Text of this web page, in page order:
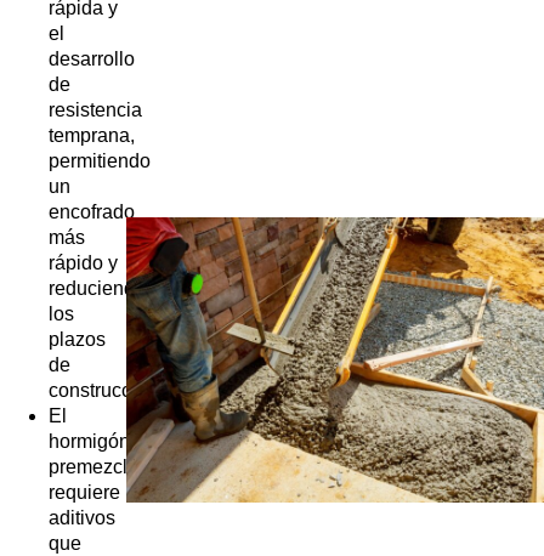
rápida y
el
desarrollo
de
resistencia
temprana,
permitiendo
un
encofrado
más
rápido y
reduciendo
los
plazos
de
construcción.
El
hormigón
premezclado
requiere
aditivos
que